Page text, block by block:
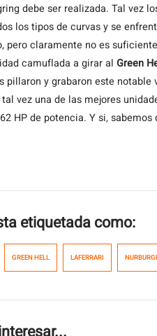
debe ser realizada. Tal vez
los tipos de curvas y se
pero claramente no es
camuflada a girar al Green
pillaron y grabaron este notable
vez una de las mejores
HP de potencia. Y si,
etiquetada como:
GREEN HELL LAFERRARI